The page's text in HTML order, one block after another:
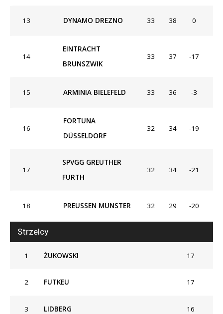
13 DYNAMO DREZNO 33 38 0
14
EINTRACHT
BRUNSZWIK
33 37 -17
15 ARMINIA BIELEFELD 33 36 -3
16
FORTUNA
DÜSSELDORF
32 34 -19
17
SPVGG GREUTHER
FURTH
32 34 -21
18 PREUSSEN MUNSTER 32 29 -20
Strzelcy
1 ŻUKOWSKI 17
2 FUTKEU 17
3 LIDBERG 16